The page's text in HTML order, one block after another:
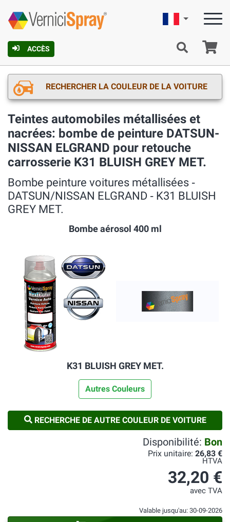
ACCÈS
Française
RECHERCHER LA COULEUR DE LA VOITURE
Teintes automobiles métallisées et
nacrées: bombe de peinture DATSUN-
NISSAN ELGRAND pour retouche
carrosserie K31 BLUISH GREY MET.
Bombe peinture voitures métallisées ‐
DATSUN/NISSAN ELGRAND ‐ K31 BLUISH
GREY MET.
Bombe aérosol 400 ml
K31 BLUISH GREY MET.
Autres Couleurs
RECHERCHE DE AUTRE COULEUR DE VOITURE
Disponibilité: Bon
Prix unitaire: 26,83 €
HTVA
32,20 €
avec TVA
Valable jusqu'au: 30-09-2026